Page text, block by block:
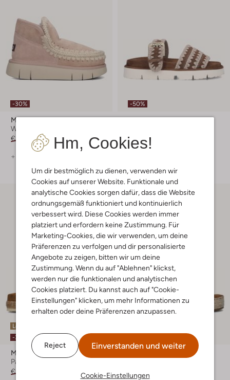
Hm, Cookies!
Um dir bestmöglich zu dienen, verwenden wir
Cookies auf unserer Website. Funktionale und
analytische Cookies sorgen dafür, dass die Website
ordnungsgemäß funktioniert und kontinuierlich
verbessert wird. Diese Cookies werden immer
platziert und erfordern keine Zustimmung. Für
Marketing-Cookies, die wir verwenden, um deine
Präferenzen zu verfolgen und dir personalisierte
Angebote zu zeigen, bitten wir um deine
Zustimmung. Wenn du auf "Ablehnen" klickst,
werden nur die funktionalen und analytischen
Cookies platziert. Du kannst auch auf "Cookie-
Einstellungen" klicken, um mehr Informationen zu
erhalten oder deine Präferenzen anzupassen.
Reject Einverstanden und weiter
Cookie-Einstellungen
-30%
Mou
Winterstiefel
€ 219,95 € 153,99
+ mehr farben
-50%
Mou
€ 199,99
Letzte Größen
-30%
Mou
Pantoletten
€ 199,99
€ 199,99